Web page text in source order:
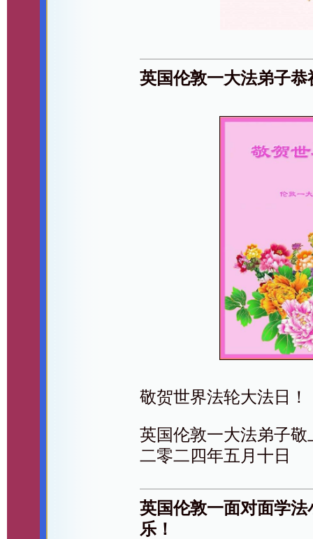
英国伦敦一大法弟子
敬贺世界法轮大法日！
英国伦敦一大法弟子敬
二零二四年五月十日
英国伦敦一面对面学
乐！